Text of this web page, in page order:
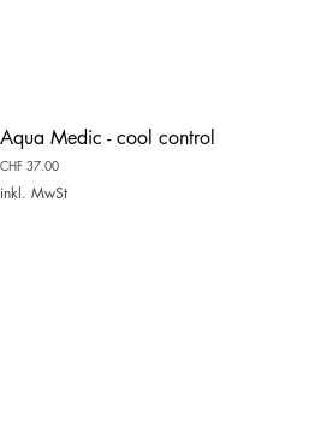
Aqua Medic - cool control
Preis
CHF 37.00
inkl. MwSt